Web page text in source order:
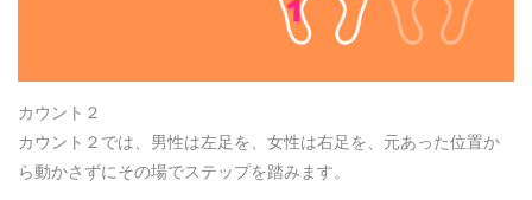
カウント２
カウント２では、男性は左足を、女性は右足を、元あった位置か
ら動かさずにその場でステップを踏みます。